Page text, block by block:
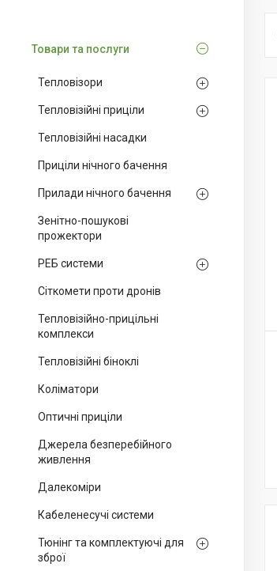
Товари та послуги
Тепловізори
Тепловізійні приціли
Тепловізійні насадки
Приціли нічного бачення
Прилади нічного бачення
Зенітно-пошукові
прожектори
РЕБ системи
Сіткомети проти дронів
Тепловізійно-прицільні
комплекси
Тепловізійні біноклі
Коліматори
Оптичні приціли
Джерела безперебійного
живлення
Далекоміри
Кабеленесучі системи
Тюнінг та комплектуючі для
зброї